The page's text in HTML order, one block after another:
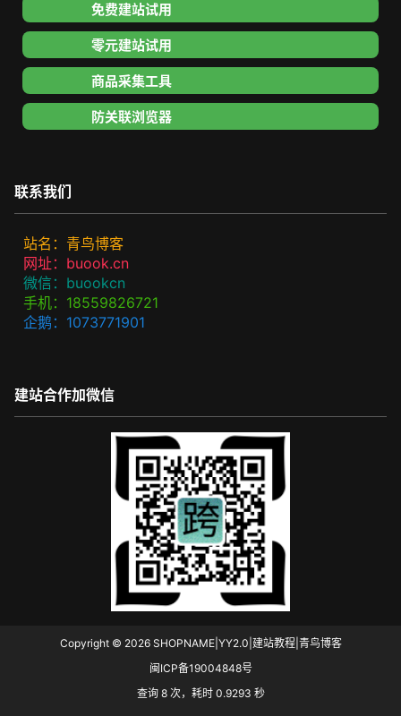
免费建站试用
零元建站试用
商品采集工具
防关联浏览器
联系我们
站名：青鸟博客
网址：buook.cn
微信：buookcn
手机：18559826721
企鹅：1073771901
建站合作加微信
Copyright © 2026SHOPNAME|YY2.0|建站教程|青鸟博客
闽ICP备19004848号
查询 8 次，耗时 0.9293 秒